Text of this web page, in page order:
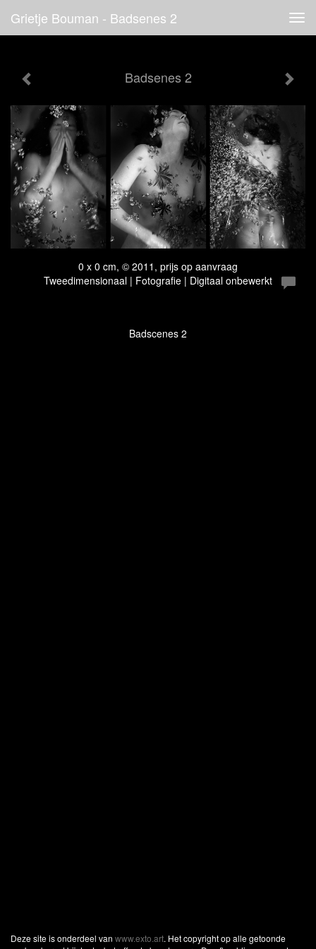
Grietje Bouman - Badsenes 2
Badsenes 2
0 x 0 cm, © 2011, prijs op aanvraag
Tweedimensionaal | Fotografie | Digitaal onbewerkt
Badscenes 2
Deze site is onderdeel van www.exto.art. Het copyright op alle getoonde